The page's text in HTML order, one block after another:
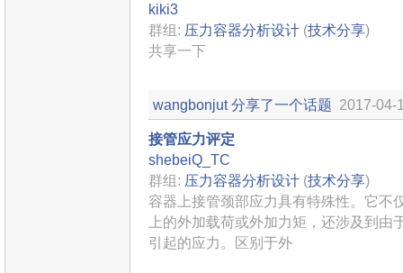
kiki3
群组: 压力容器分析设计 (技术分享)
共享一下
wangbonjut 分享了一个话题 2017-04-
接管应力评定
shebeiQ_TC
群组: 压力容器分析设计 (技术分享)
容器上接管颈部应力具有特殊性。它不
上的外加载荷或外加力矩，还涉及到
引起的应力。区别于外